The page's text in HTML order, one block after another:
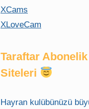
XCams
XLoveCam
Taraftar Abonelik
Siteleri
Hayran kulübünüzü